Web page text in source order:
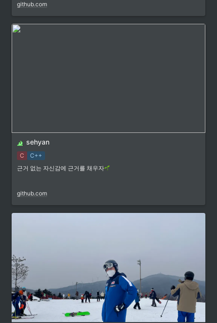
github.com
sehyan
C
C++
근거 없는 자신감에 근거를 채우자
github.com